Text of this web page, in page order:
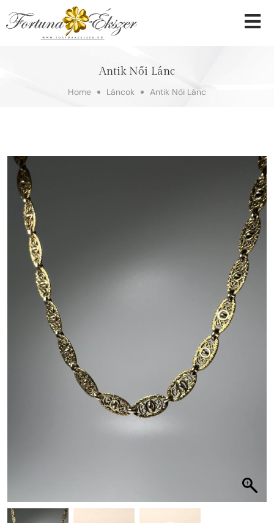
Antik Női Lánc
Home Láncok Antik Női Lánc